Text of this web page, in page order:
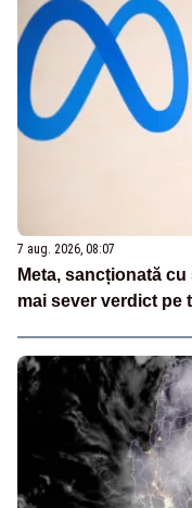
7 aug. 2026, 08:07
Meta, sancționată
mai sever verdict pe